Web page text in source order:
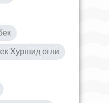
Хуршид огли